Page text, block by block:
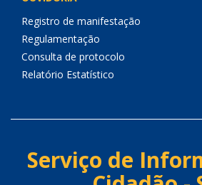
Registro de manifestação
Regulamentação
Consulta de protocolo
Relatório Estatístico
Serviço de